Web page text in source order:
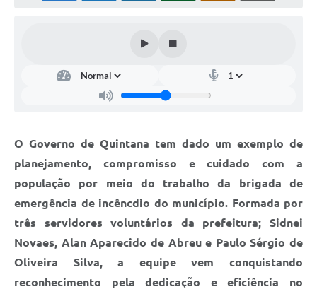
O Governo de Quintana tem dado um exemplo de
planejamento, compromisso e cuidado com a
população por meio do trabalho da brigada de
emergência de incêncdio do município. Formada por
três servidores voluntários da prefeitura; Sidnei
Novaes, Alan Aparecido de Abreu e Paulo Sérgio de
Oliveira Silva, a equipe vem conquistando
reconhecimento pela dedicação e eficiência no